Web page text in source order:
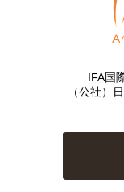
IFA国
（公社）